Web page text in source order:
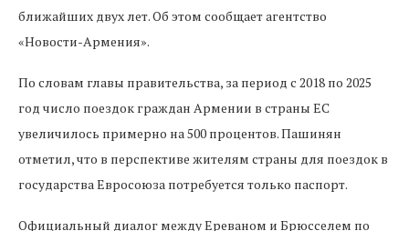
ближайших двух лет. Об этом сообщает агентство
«Новости-Армения».
По словам главы правительства, за период с 2018 по 2025
год число поездок граждан Армении в страны ЕС
увеличилось примерно на 500 процентов. Пашинян
отметил, что в перспективе жителям страны для поездок в
государства Евросоюза потребуется только паспорт.
Официальный диалог между Ереваном и Брюсселем по